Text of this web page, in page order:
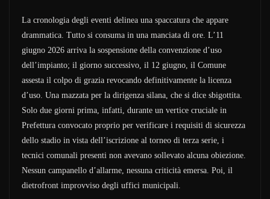
La cronologia degli eventi delinea una spaccatura che appare
drammatica. Tutto si consuma in una manciata di ore. L’11
giugno 2026 arriva la sospensione della convenzione d’uso
dell’impianto; il giorno successivo, il 12 giugno, il Comune
assesta il colpo di grazia revocando definitivamente la licenza
d’uso. Una mazzata per la dirigenza silana, che si dice sbigottita.
Solo due giorni prima, infatti, durante un vertice cruciale in
Prefettura convocato proprio per verificare i requisiti di sicurezza
dello stadio in vista dell’iscrizione al torneo di terza serie, i
tecnici comunali presenti non avevano sollevato alcuna obiezione.
Nessun campanello d’allarme, nessuna criticità emersa. Poi, il
dietrofront improvviso degli uffici municipali.